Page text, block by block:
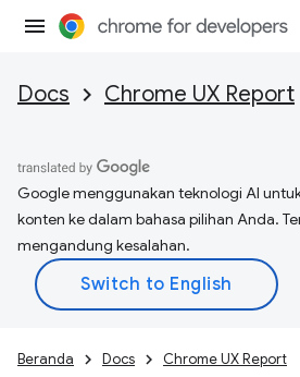
Docs Chrome UX Report
Google menggunakan teknologi AI
konten ke dalam bahasa pilihan Anda.
mengandung kesalahan.
Beranda Docs Chrome UX Report